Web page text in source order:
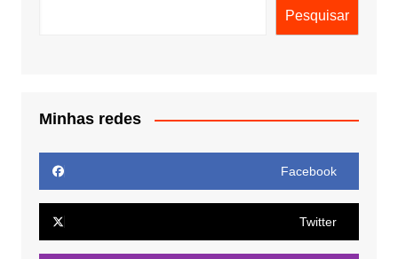
Pesquisar
Minhas redes
Facebook
Twitter